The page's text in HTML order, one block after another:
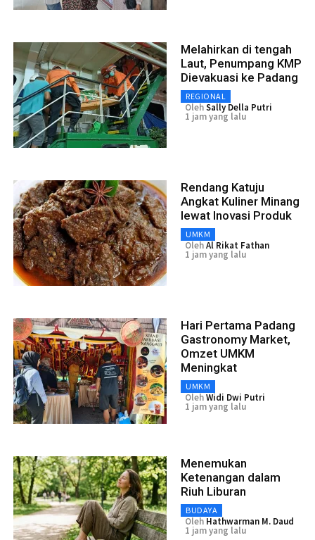
Melahirkan di tengah
Laut, Penumpang KMP
Dievakuasi ke Padang
REGIONAL
OlehSally Della Putri
1 jam yang lalu
Rendang Katuju
Angkat Kuliner Minang
lewat Inovasi Produk
UMKM
OlehAl Rikat Fathan
1 jam yang lalu
Hari Pertama Padang
Gastronomy Market,
Omzet UMKM
Meningkat
UMKM
OlehWidi Dwi Putri
1 jam yang lalu
Menemukan
Ketenangan dalam
Riuh Liburan
BUDAYA
Oleh Hathwarman M. Daud
1 jam yang lalu